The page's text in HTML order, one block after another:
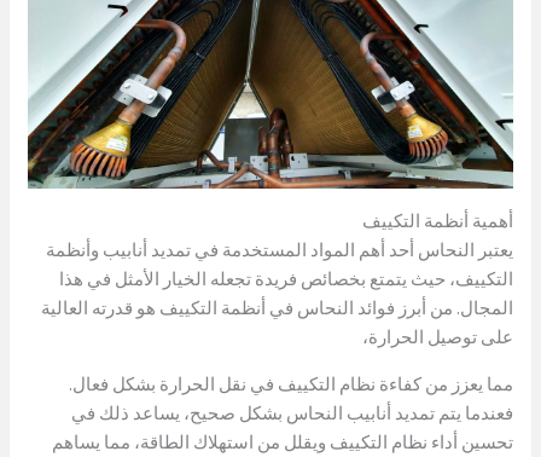
أهمية أنظمة التكييف
يعتبر النحاس أحد أهم المواد المستخدمة في تمديد أنابيب وأنظمة
التكييف، حيث يتمتع بخصائص فريدة تجعله الخيار الأمثل في هذا
المجال. من أبرز فوائد النحاس في أنظمة التكييف هو قدرته العالية
على توصيل الحرارة،
مما يعزز من كفاءة نظام التكييف في نقل الحرارة بشكل فعال.
فعندما يتم تمديد أنابيب النحاس بشكل صحيح، يساعد ذلك في
تحسين أداء نظام التكييف ويقلل من استهلاك الطاقة، مما يساهم